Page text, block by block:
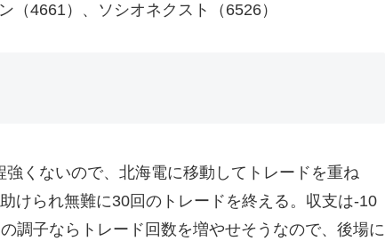
（4661）、ソシオネクスト（6526）
くないので、北海電に移動してトレードを重ね
けられ無難に30回のトレードを終える。収支は-10
調子ならトレード回数を増やせそうなので、後場に